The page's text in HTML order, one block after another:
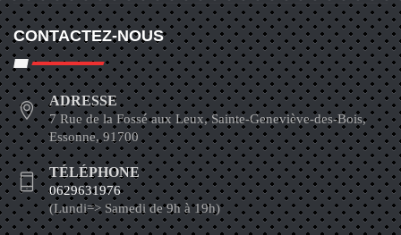
CONTACTEZ-NOUS
ADRESSE
7 Rue de la Fossé aux Leux, Sainte-Geneviève-des-Bois,
Essonne, 91700
TÉLÉPHONE
0629631976
(Lundi=> Samedi de 9h à 19h)